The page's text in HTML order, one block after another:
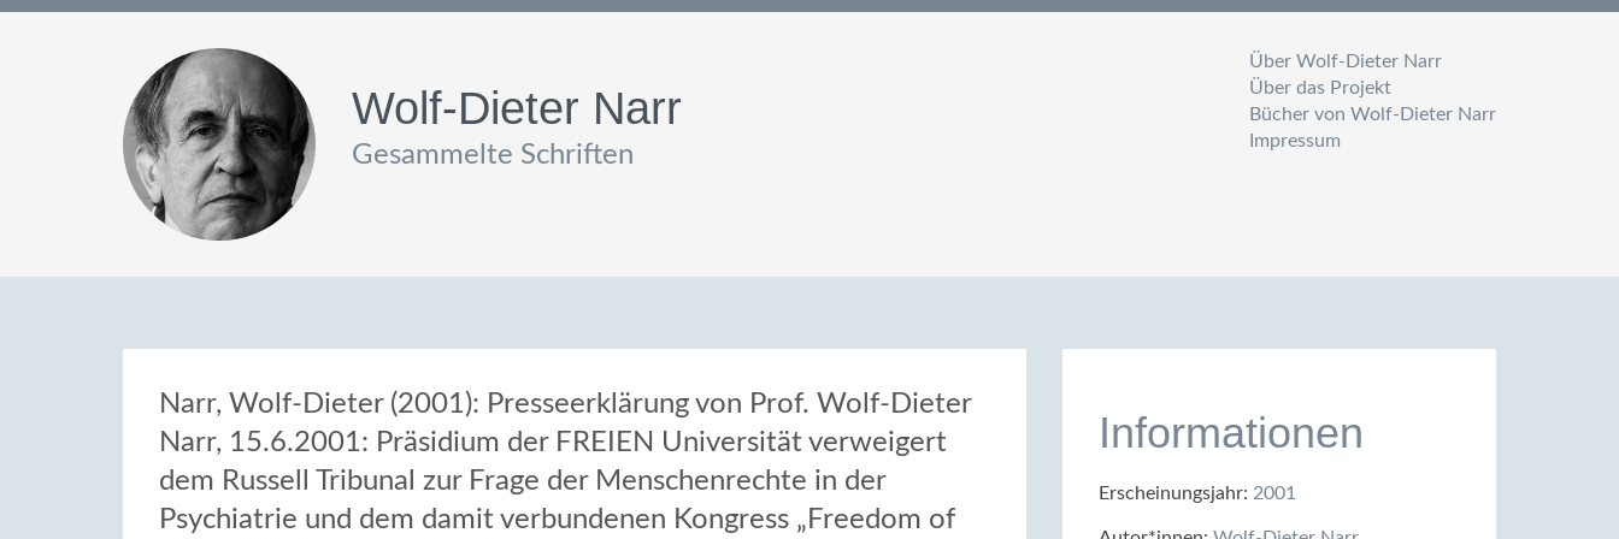
Wolf-Dieter Narr
Gesammelte Schriften
Über Wolf-Dieter Narr
Über das Projekt
Bücher von Wolf-Dieter Narr
Impressum
Narr, Wolf-Dieter (2001): Presseerklärung von Prof. Wolf-Dieter
Narr, 15.6.2001: Präsidium der FREIEN Universität verweigert
dem Russell Tribunal zur Frage der Menschenrechte in der
Psychiatrie und dem damit verbundenen Kongress „Freedom of
Informationen
Erscheinungsjahr: 2001